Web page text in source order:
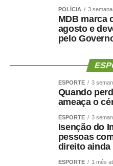
POLÍCIA 3
MDB marca
agosto e
pelo
ESPORTE 3
Quando
ameaça o
ESPORTE 3
Isenção do
pessoas
direito
ESPORTE 1 mês